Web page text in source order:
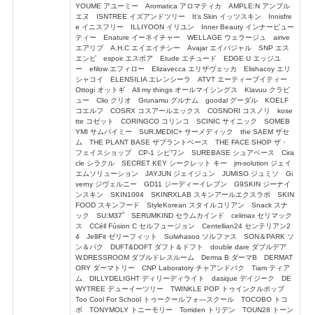
YOUME アユーミー Aromatica アロマティカ AMPLE:N アンプル
エヌ ISNTREE イズアンドツリー It's Skin イッツスキン Innisfre
e イニスフリー ILLIYOON イリユン Inner Beauty インナービュー
ティー Enature イーネイチャー WELLAGE ウェラージュ airive
エアリブ A.H.C エイエイチシー Avajar エイバジャル SNP エス
エンピ espoir エスポア Etude エチュード EDGE U エッジユ
ー efilow エフィロー Elizavecca エリザヴェッカ Elishacoy エリ
シャコイ ELENSILIA エレンシーラ ATVT エーティーブイティー
Ottogi オットギ All my things オールマイシングス Klavuu クラビ
ュー Clio クリオ Grunamu グルナム goodal グーダル KOELF
コエルフ COSRX コスアールエックス COSNORI コスノリ kose
tte コゼット CORINGCO コリンコ SCINIC サイニック SOMEB
YMI サムバイミー SUR.MEDIC+ サーメディック the SAEM ザセ
ム THE PLANT BASE ザプラントベース THE FACE SHOP ザ・
フェイスショップ CP-1 シピワン SUREBASE シュアベース Cira
cle シラクル SECRET KEY シークレット キー jm-solution ジェイ
エムソリューション JAYJUN ジェイジュン JUMISO ジュミソ Gi
verny ジヴェルニー GD11 ジーディーイレブン G9SKIN ジーナイ
ンスキン SKIN1004 SKINRXLAB スキンアールエクスラボ SKIN
FOOD スキンフード StyleKorean スタイルコリアン Snack スナ
ック SU:M37˚ SERUMKIND セラムカインド celimax セリマック
ス CCéll Fúsion C セルフュージョン Centellian24 センテリアン2
4 JelliFit ゼリーフィット Sulwhasoo ソルファス SON＆PARK ソ
ン＆パク DUFT&DOFT ダフト＆ドフト double dare ダブルデア
W.DRESSROOM ダブルドレスルーム Derma B ダーマB DERMAT
ORY ダーマトリー CNP Laboratory チャアンドパク Tiam ティア
ム DILLYDELIGHT ディリーディライト dasique デイジーク DE
WYTREE デューイーツリー TWINKLE POP トゥインクルポップ
Too Cool For School トゥークールフォ―スクール TOCOBO トコ
ボ TONYMOLY トニーモリー Torriden トリデン TOUN28 トーン